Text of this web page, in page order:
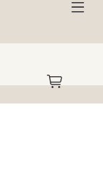
NÁKUPNÍ
KOŠÍK